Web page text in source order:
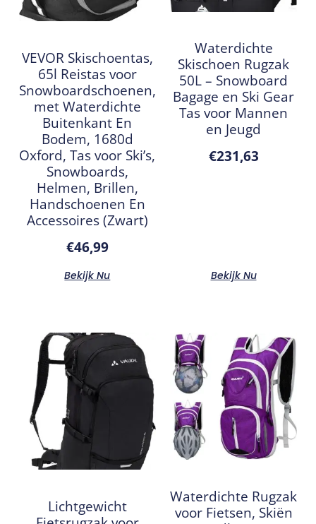
VEVOR Skischoentas,
65l Reistas voor
Snowboardschoenen,
met Waterdichte
Buitenkant En
Bodem, 1680d
Oxford, Tas voor Ski’s,
Snowboards,
Helmen, Brillen,
Handschoenen En
Accessoires (Zwart)
€46,99
Bekijk Nu
Waterdichte
Skischoen Rugzak
50L – Snowboard
Bagage en Ski Gear
Tas voor Mannen
en Jeugd
€231,63
Bekijk Nu
Lichtgewicht
Waterdichte Rugzak
voor Fietsen, Skiën